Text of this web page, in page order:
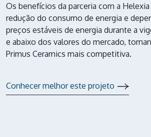
Os benefícios da parceria com a Helexia
redução do consumo de energia e
preços estáveis de energia durante a
e abaixo dos valores do mercado,
Primus Ceramics mais competitiva.
Conhecer melhor este projeto